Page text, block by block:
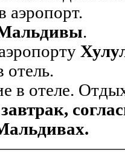
аэропорт.
.
отель.
в отеле.